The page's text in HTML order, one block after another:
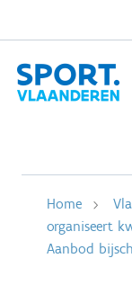
Home
organiseert
Aanbod